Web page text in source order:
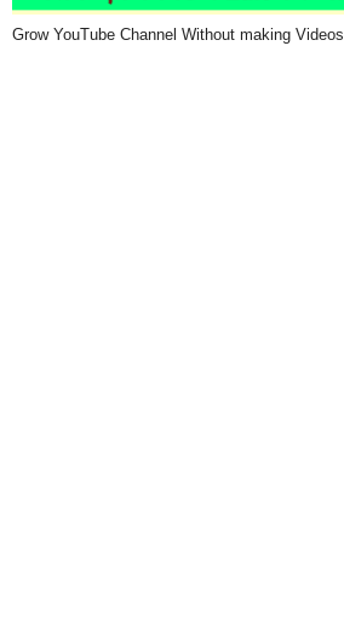
Grow YouTube Channel Without making Videos